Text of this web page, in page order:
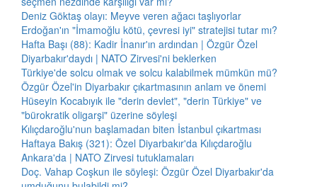
Deniz Göktaş olayı: Meyve veren ağacı taşlıyorlar
Erdoğan'ın "İmamoğlu kötü, çevresi iyi" stratejisi tutar mı?
Hafta Başı (88): Kadir İnanır'ın ardından | Özgür Özel
Diyarbakır'daydı | NATO Zirvesi'ni beklerken
Türkiye'de solcu olmak ve solcu kalabilmek mümkün mü?
Özgür Özel'in Diyarbakır çıkartmasının anlam ve önemi
Hüseyin Kocabıyık ile "derin devlet", "derin Türkiye" ve
"bürokratik oligarşi" üzerine söyleşi
Kılıçdaroğlu'nun başlamadan biten İstanbul çıkartması
Haftaya Bakış (321): Özel Diyarbakır'da Kılıçdaroğlu
Ankara'da | NATO Zirvesi tutuklamaları
Doç. Vahap Coşkun ile söyleşi: Özgür Özel Diyarbakır'da